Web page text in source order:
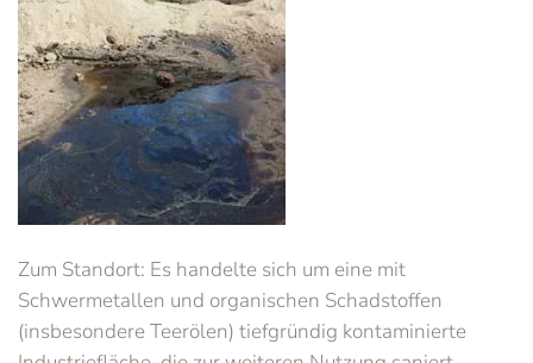
Zum Standort: Es handelte sich um eine mit
Schwermetallen und organischen Schadstoffen
(insbesondere Teerölen) tiefgründig kontaminierte